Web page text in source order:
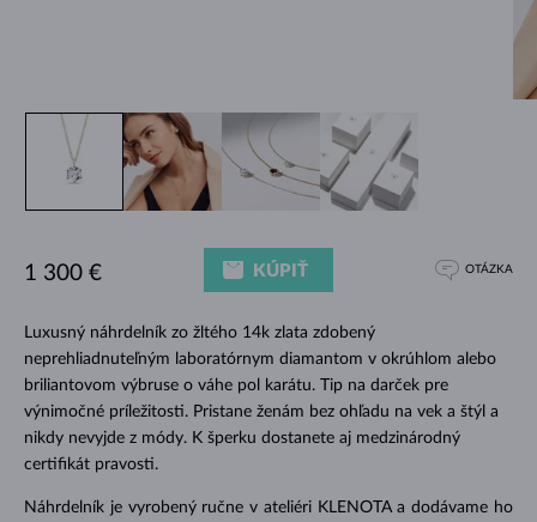
Luxusný náhrdelník zo žltého 14k zlata zdobený
neprehliadnuteľným laboratórnym diamantom v okrúhlom alebo
briliantovom výbruse o váhe pol karátu. Tip na darček pre
výnimočné príležitosti. Pristane ženám bez ohľadu na vek a štýl a
nikdy nevyjde z módy. K šperku dostanete aj medzinárodný
certifikát pravosti.
Náhrdelník je vyrobený ručne v ateliéri KLENOTA a dodávame ho
1 300 € KÚPIŤ OTÁZKA